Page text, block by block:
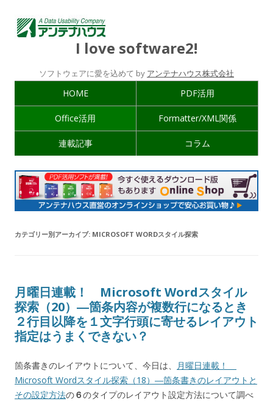
I love software2!
ソフトウェアに愛を込めて by アンテナハウス株式会社
HOME PDF活用
Office活用 Formatter/XML関係
連載記事 コラム
カテゴリー別アーカイブ: MICROSOFT WORDスタイル探索
月曜日連載！ Microsoft Wordスタイル
探索（20）―箇条内容が複数行になるとき
２行目以降を１文字行頭に寄せるレイアウト
指定はうまくできない？
箇条書きのレイアウトについて、今日は、
月曜日連載！
Microsoft Wordスタイル探索（18）―箇条書きのレイアウトと
その設定方法の６のタイプのレイアウト設定方法について調べ